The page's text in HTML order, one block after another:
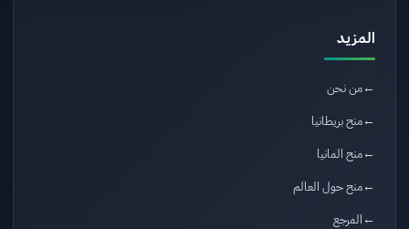
المزيد
من نحن
منح بريطانيا
منح المانيا
منح حول العالم
المرجع